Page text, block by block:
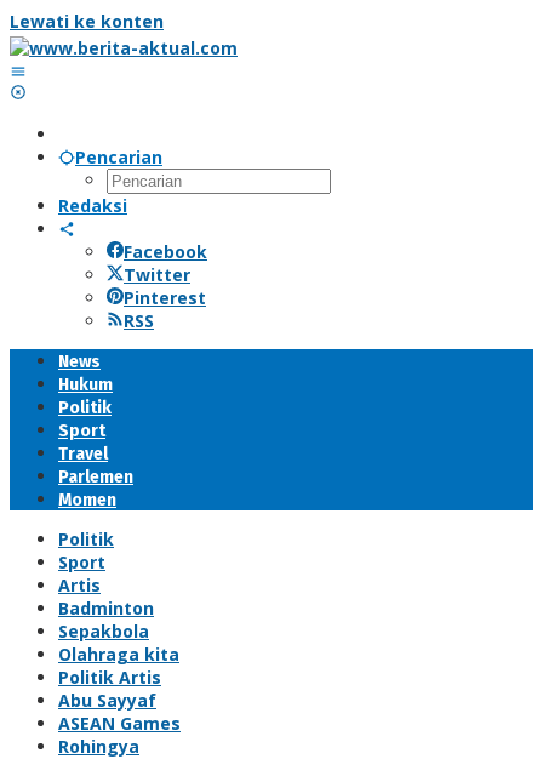
Lewati ke konten
Pencarian
Redaksi
Facebook
Twitter
Pinterest
RSS
News
Hukum
Politik
Sport
Travel
Parlemen
Momen
Politik
Sport
Artis
Badminton
Sepakbola
Olahraga kita
Politik Artis
Abu Sayyaf
ASEAN Games
Rohingya